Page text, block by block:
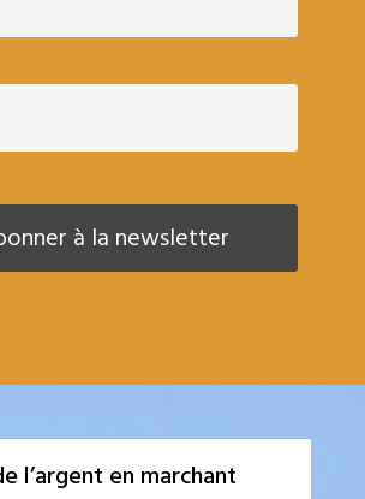
l’argent en marchant